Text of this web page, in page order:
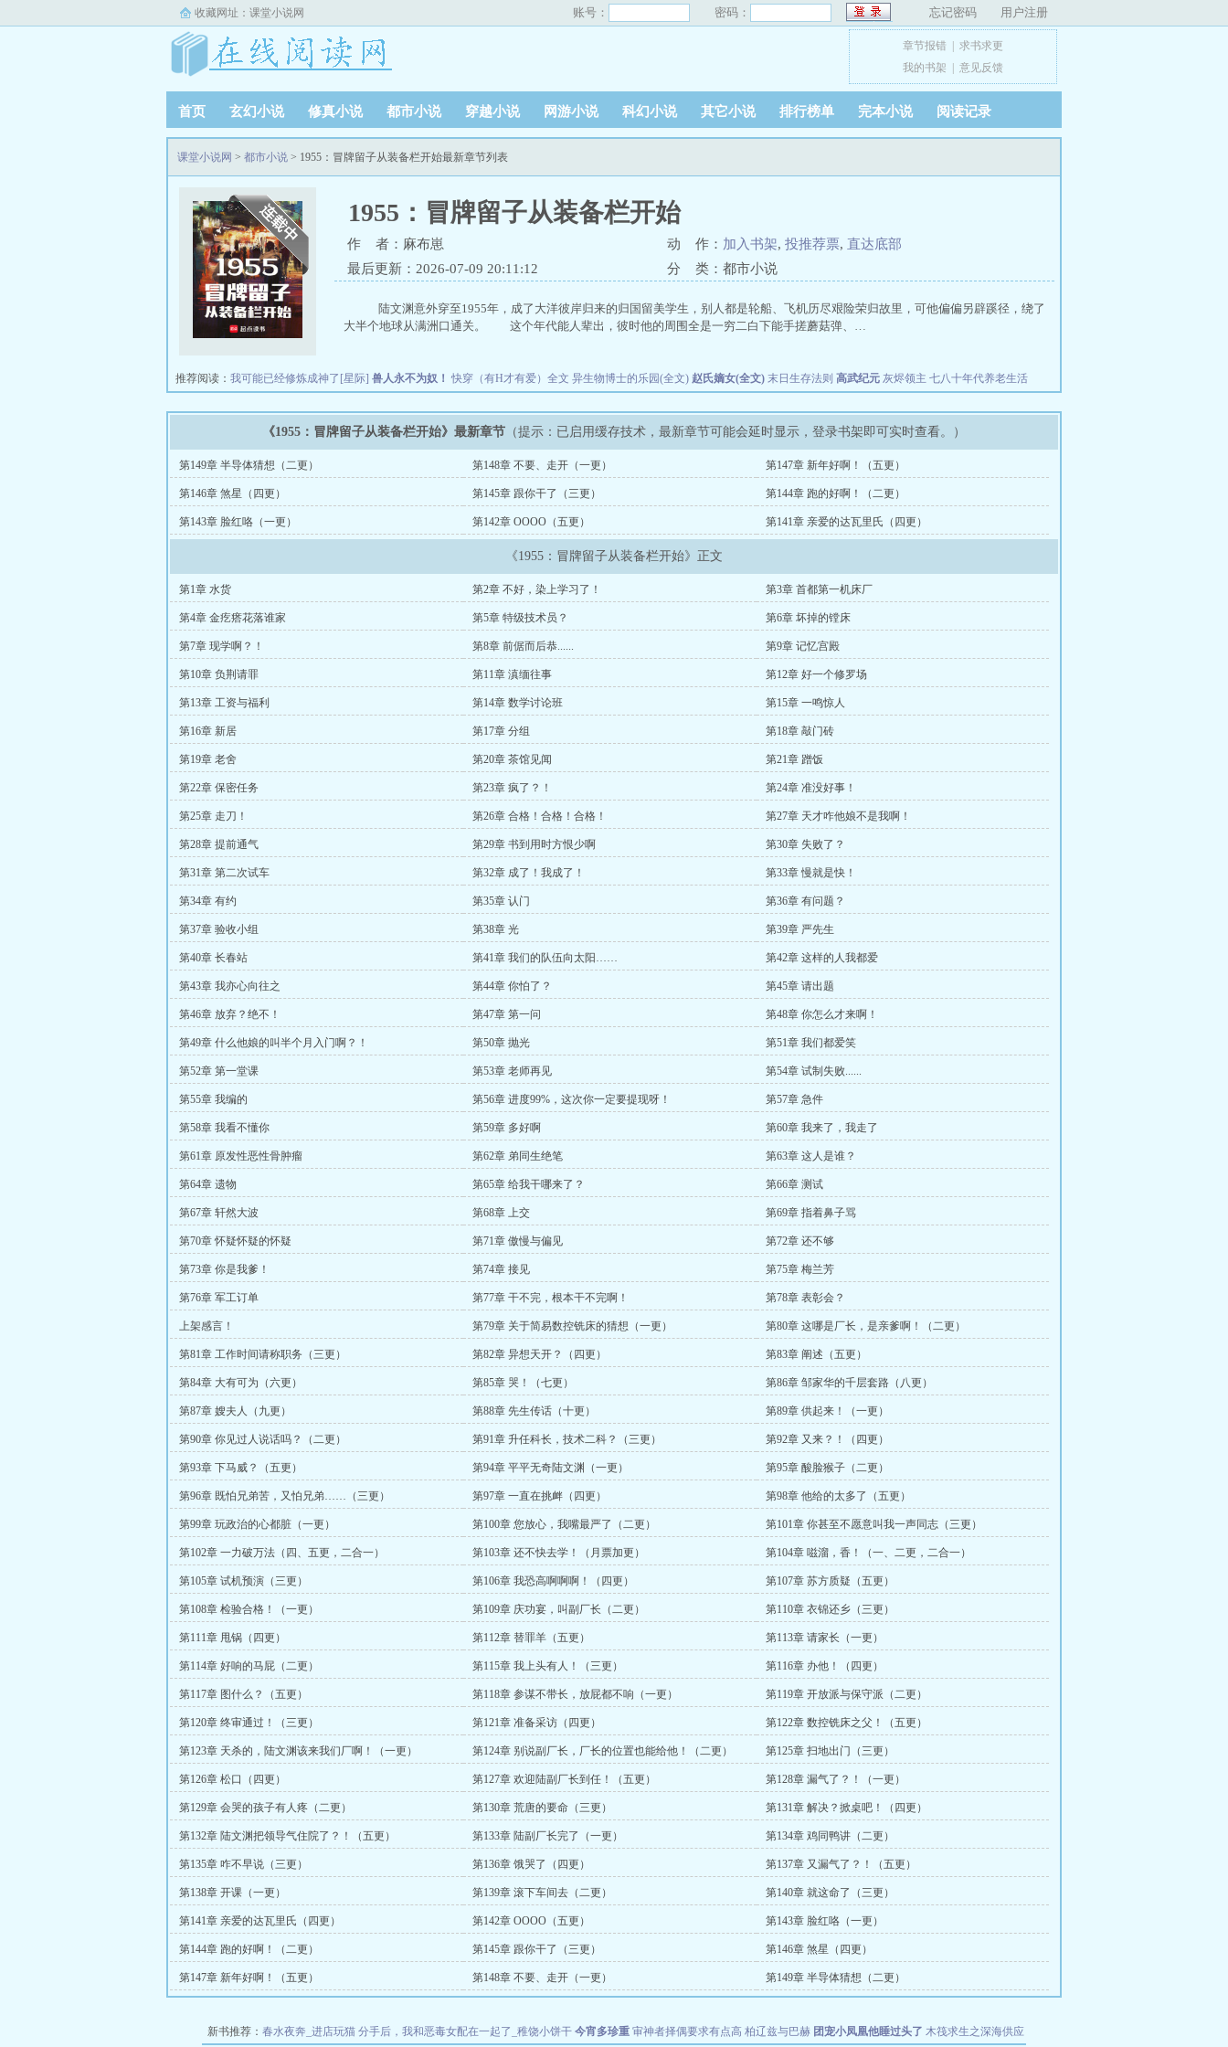
收藏网址： 课堂小说网 账号： 密码： 忘记密码 用户注册
章节报错
求书求更
我的书架
意见反馈
首页 玄幻小说 修真小说 都市小说 穿越小说 网游小说 科幻小说 其它小说 排行榜单 完本小说 阅读记录
课堂小说网 > 都市小说 > 1955：冒牌留子从装备栏开始最新章节列表
1955：冒牌留子从装备栏开始
作 者：麻布崽 动 作： 加入书架, 投推荐票, 直达底部
最后更新：2026-07-09 20:11:12
分 类：都市小说
陆文渊意外穿至1955年，成了大洋彼岸归来的归国留美学生，别人都是轮船、飞机历尽艰险荣归故里，可他偏偏另辟蹊径，绕了
大半个地球从满洲口通关。 这个年代能人辈出，彼时他的周围全是一穷二白下能手搓蘑菇弹、…
推荐阅读： 我可能已经修炼成神了[星际] 兽人永不为奴！ 快穿（有H才有爱）全文 异生物博士的乐园(全文) 赵氏嫡女(全文) 末日生存法则 高武纪元 灰烬领主 七八十年代养老生活
《1955：冒牌留子从装备栏开始》最新章节 （提示：已启用缓存技术，最新章节可能会延时显示，登录书架即可实时查看。）
第149章 半导体猜想（二更） 第148章 不要、走开（一更） 第147章 新年好啊！（五更）
第146章 煞星（四更） 第145章 跟你干了（三更） 第144章 跑的好啊！（二更）
第143章 脸红咯（一更） 第142章 OOOO（五更） 第141章 亲爱的达瓦里氏（四更）
《1955：冒牌留子从装备栏开始》正文
第1章 水货 第2章 不好，染上学习了！ 第3章 首都第一机床厂
第4章 金疙瘩花落谁家 第5章 特级技术员？ 第6章 坏掉的镗床
第7章 现学啊？！ 第8章 前倨而后恭...... 第9章 记忆宫殿
第10章 负荆请罪 第11章 滇缅往事 第12章 好一个修罗场
第13章 工资与福利 第14章 数学讨论班 第15章 一鸣惊人
第16章 新居 第17章 分组 第18章 敲门砖
第19章 老舍 第20章 茶馆见闻 第21章 蹭饭
第22章 保密任务 第23章 疯了？！ 第24章 准没好事！
第25章 走刀！ 第26章 合格！合格！合格！ 第27章 天才咋他娘不是我啊！
第28章 提前通气 第29章 书到用时方恨少啊 第30章 失败了？
第31章 第二次试车 第32章 成了！我成了！ 第33章 慢就是快！
第34章 有约 第35章 认门 第36章 有问题？
第37章 验收小组 第38章 光 第39章 严先生
第40章 长春站 第41章 我们的队伍向太阳…… 第42章 这样的人我都爱
第43章 我亦心向往之 第44章 你怕了？ 第45章 请出题
第46章 放弃？绝不！ 第47章 第一问 第48章 你怎么才来啊！
第49章 什么他娘的叫半个月入门啊？！ 第50章 抛光 第51章 我们都爱笑
第52章 第一堂课 第53章 老师再见 第54章 试制失败......
第55章 我编的 第56章 进度99%，这次你一定要提现呀！ 第57章 急件
第58章 我看不懂你 第59章 多好啊 第60章 我来了，我走了
第61章 原发性恶性骨肿瘤 第62章 弟同生绝笔 第63章 这人是谁？
第64章 遗物 第65章 给我干哪来了？ 第66章 测试
第67章 轩然大波 第68章 上交 第69章 指着鼻子骂
第70章 怀疑怀疑的怀疑 第71章 傲慢与偏见 第72章 还不够
第73章 你是我爹！ 第74章 接见 第75章 梅兰芳
第76章 军工订单 第77章 干不完，根本干不完啊！ 第78章 表彰会？
上架感言！ 第79章 关于简易数控铣床的猜想（一更） 第80章 这哪是厂长，是亲爹啊！（二更）
第81章 工作时间请称职务（三更） 第82章 异想天开？（四更） 第83章 阐述（五更）
第84章 大有可为（六更） 第85章 哭！（七更） 第86章 邹家华的千层套路（八更）
第87章 嫂夫人（九更） 第88章 先生传话（十更） 第89章 供起来！（一更）
第90章 你见过人说话吗？（二更） 第91章 升任科长，技术二科？（三更） 第92章 又来？！（四更）
第93章 下马威？（五更） 第94章 平平无奇陆文渊（一更） 第95章 酸脸猴子（二更）
第96章 既怕兄弟苦，又怕兄弟……（三更） 第97章 一直在挑衅（四更） 第98章 他给的太多了（五更）
第99章 玩政治的心都脏（一更） 第100章 您放心，我嘴最严了（二更） 第101章 你甚至不愿意叫我一声同志（三更）
第102章 一力破万法（四、五更，二合一） 第103章 还不快去学！（月票加更） 第104章 嗞溜，香！（一、二更，二合一）
第105章 试机预演（三更） 第106章 我恐高啊啊啊！（四更） 第107章 苏方质疑（五更）
第108章 检验合格！（一更） 第109章 庆功宴，叫副厂长（二更） 第110章 衣锦还乡（三更）
第111章 甩锅（四更） 第112章 替罪羊（五更） 第113章 请家长（一更）
第114章 好响的马屁（二更） 第115章 我上头有人！（三更） 第116章 办他！（四更）
第117章 图什么？（五更） 第118章 参谋不带长，放屁都不响（一更） 第119章 开放派与保守派（二更）
第120章 终审通过！（三更） 第121章 准备采访（四更） 第122章 数控铣床之父！（五更）
第123章 天杀的，陆文渊该来我们厂啊！（一更） 第124章 别说副厂长，厂长的位置也能给他！（二更） 第125章 扫地出门（三更）
第126章 松口（四更） 第127章 欢迎陆副厂长到任！（五更） 第128章 漏气了？！（一更）
第129章 会哭的孩子有人疼（二更） 第130章 荒唐的要命（三更） 第131章 解决？掀桌吧！（四更）
第132章 陆文渊把领导气住院了？！（五更） 第133章 陆副厂长完了（一更） 第134章 鸡同鸭讲（二更）
第135章 咋不早说（三更） 第136章 饿哭了（四更） 第137章 又漏气了？！（五更）
第138章 开课（一更） 第139章 滚下车间去（二更） 第140章 就这命了（三更）
第141章 亲爱的达瓦里氏（四更） 第142章 OOOO（五更） 第143章 脸红咯（一更）
第144章 跑的好啊！（二更） 第145章 跟你干了（三更） 第146章 煞星（四更）
第147章 新年好啊！（五更） 第148章 不要、走开（一更） 第149章 半导体猜想（二更）
新书推荐： 春水夜奔_进店玩猫 分手后，我和恶毒女配在一起了_稚饶小饼干 今宵多珍重 审神者择偶要求有点高 柏辽兹与巴赫 团宠小凤凰他睡过头了 木筏求生之深海供应